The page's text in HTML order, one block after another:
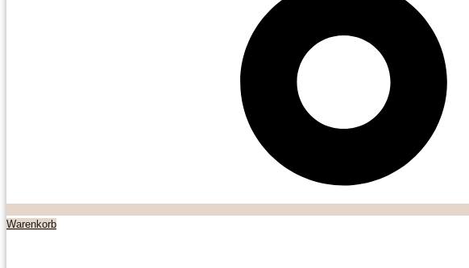
Warenkorb